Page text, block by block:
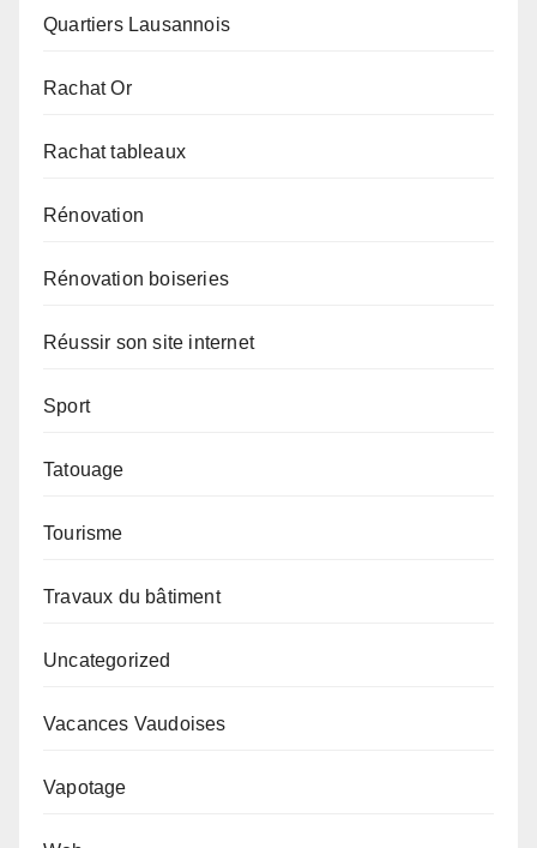
Quartiers Lausannois
Rachat Or
Rachat tableaux
Rénovation
Rénovation boiseries
Réussir son site internet
Sport
Tatouage
Tourisme
Travaux du bâtiment
Uncategorized
Vacances Vaudoises
Vapotage